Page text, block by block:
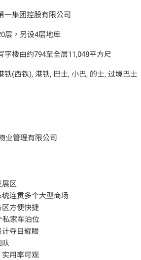
一集团控股有限公司
层，另设4层地库
字楼由约794至全层11,048平方尺
铁(西铁), 港铁, 巴士, 小巴, 的士, 过境巴士
业管理有限公司
展区
连贯多个大型商场
方便快捷
私家车泊位
夺目耀眼
队
用率可观